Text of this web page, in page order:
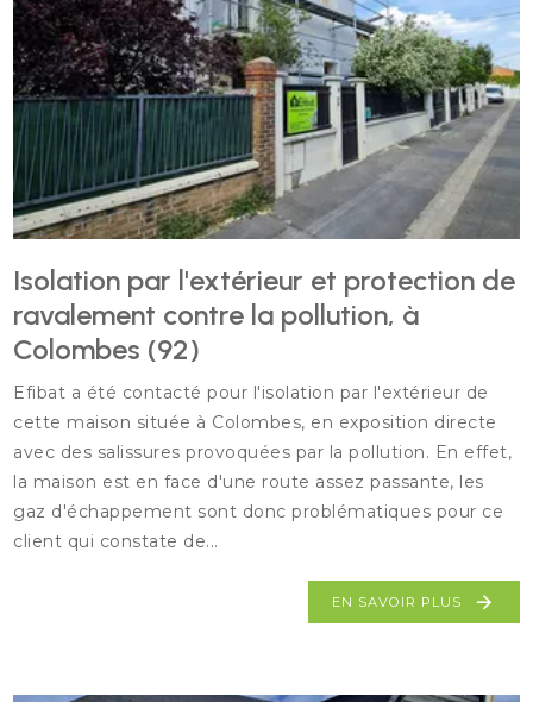
Isolation par l'extérieur et protection de
ravalement contre la pollution, à
Colombes (92)
Efibat a été contacté pour l'isolation par l'extérieur de
cette maison située à Colombes, en exposition directe
avec des salissures provoquées par la pollution. En effet,
la maison est en face d'une route assez passante, les
gaz d'échappement sont donc problématiques pour ce
client qui constate de...
EN SAVOIR PLUS